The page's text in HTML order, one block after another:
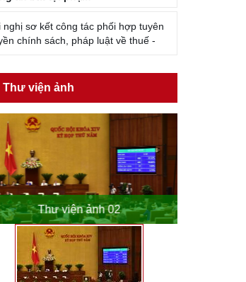
nghị sơ kết công tác phối hợp tuyên
chính sách, pháp luật về thuế -
Thư viện ảnh
Thư viện ảnh 02